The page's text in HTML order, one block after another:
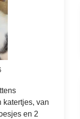
katertjes, van
en 2